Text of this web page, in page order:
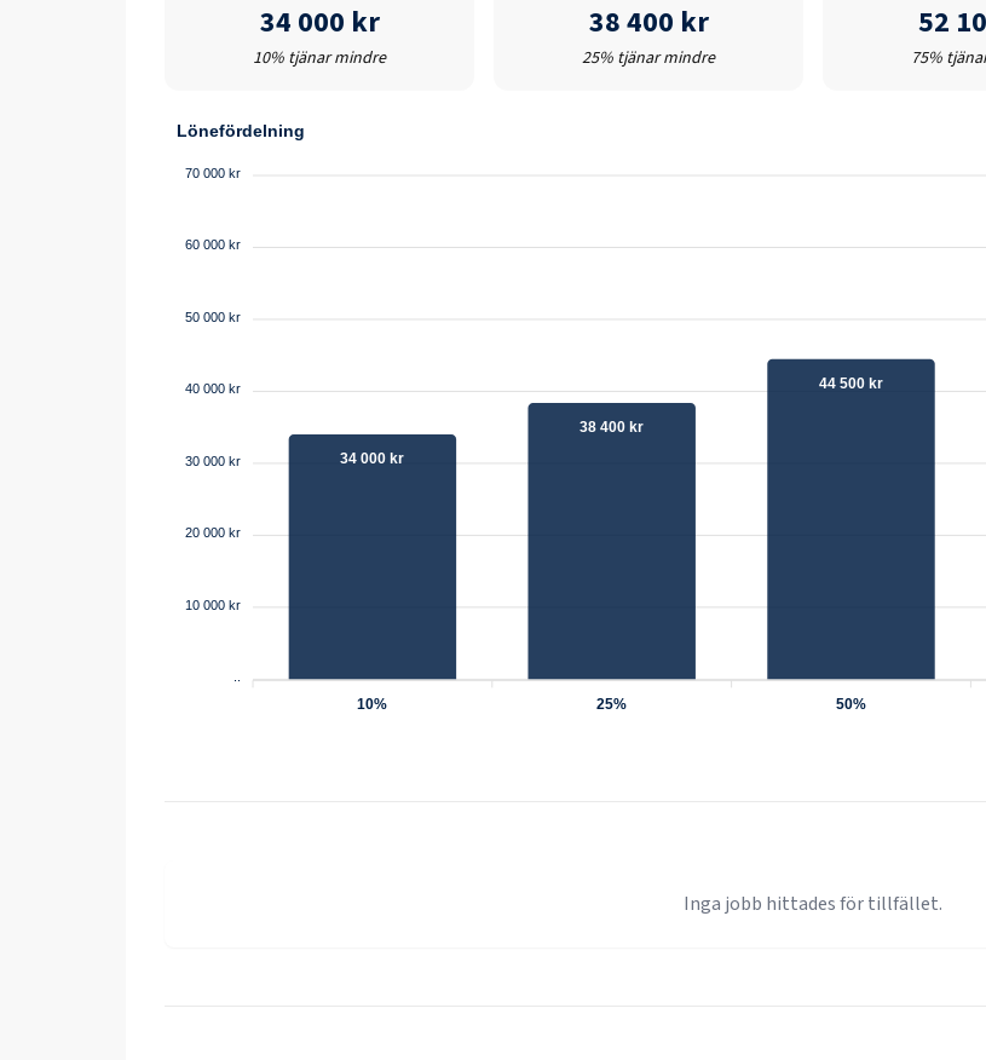
34 000 kr
10% tjänar mindre
38 400 kr
25% tjänar mindre
52
75%
Lönefördelning
70 000 kr
60 000 kr
50 000 kr
40 000 kr
30 000 kr
20 000 kr
10 000 kr
34 000 kr
38 400 kr
44 500 kr
10% 25% 50%
Inga jobb hittades för tillfället.